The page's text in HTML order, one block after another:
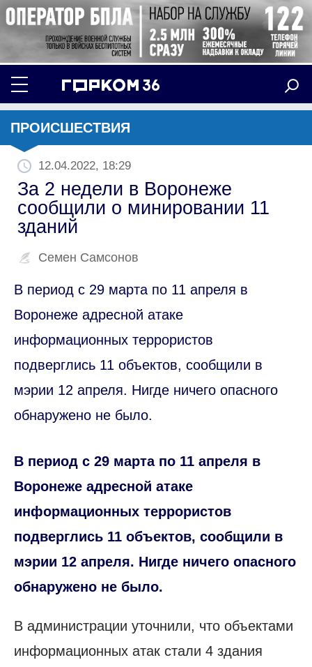
ПРОИСШЕСТВИЯ
12.04.2022, 18:29
За 2 недели в Воронеже
сообщили о минировании 11
зданий
Семен Самсонов
В период с 29 марта по 11 апреля в
Воронеже адресной атаке
информационных террористов
подверглись 11 объектов, сообщили в
мэрии 12 апреля. Нигде ничего опасного
обнаружено не было.
В период с 29 марта по 11 апреля в
Воронеже адресной атаке
информационных террористов
подверглись 11 объектов, сообщили в
мэрии 12 апреля. Нигде ничего опасного
обнаружено не было.
В администрации уточнили, что объектами
информационных атак стали 4 здания